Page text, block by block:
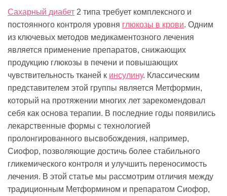
Сахарный диабет 2 типа требует комплексного и
постоянного контроля уровня глюкозы в крови. Одним
из ключевых методов медикаментозного лечения
является применение препаратов, снижающих
продукцию глюкозы в печени и повышающих
чувствительность тканей к инсулину. Классическим
представителем этой группы является Метформин,
который на протяжении многих лет зарекомендовал
себя как основа терапии. В последние годы появились
лекарственные формы с технологией
пролонгированного высвобождения, например,
Сиофор, позволяющие достичь более стабильного
гликемического контроля и улучшить переносимость
лечения. В этой статье мы рассмотрим отличия между
традиционным Метформином и препаратом Сиофор,